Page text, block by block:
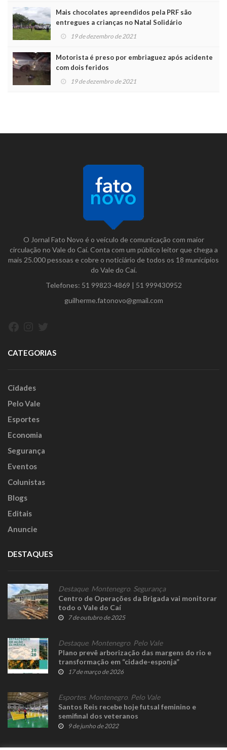
Mais chocolates apreendidos pela PRF são
entregues a crianças no Natal Solidário
19 de dezembro de 2021
Motorista é preso por embriaguez após acidente
com dois feridos
19 de dezembro de 2021
O Jornal Fato Novo é o veículo de comunicação com maior
circulação no Vale do Caí. Conta com um público leitor que chega a
mais 25.000 pessoas e cobre o noticiário de todos os 18 municípios
do Vale do Caí.
Telefones: 51 99823-4869 | 51 999430952
guilherme.fatonovo@gmail.com
CATEGORIAS
Cidades
Pelo Vale
Esportes
Economia
Segurança
Eventos
Colunistas
Blogs
Editais
Anuncie
DESTAQUES
Destaque, Montenegro Segurança
Centro de Operações da Brigada vai monitorar
todo o Vale do Caí
7 de outubro de 2025
Destaque, Montenegro Pelo Vale
Plano prevê arborização das margens do rio e
transformação em “cidade-esponja”
17 de março de 2026
Esportes, Montenegro Pelo Vale
Santos Reis recebe hoje futsal feminino e
semifinal dos veteranos
9 de junho de 2022